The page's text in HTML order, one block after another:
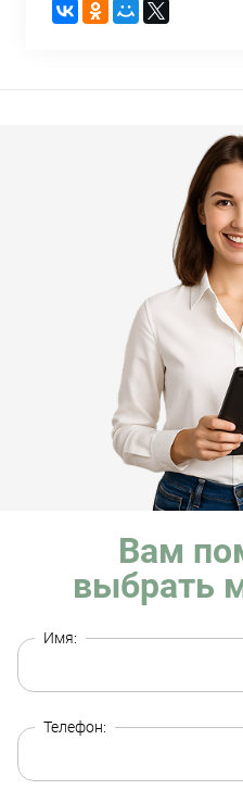
Вам
выбрать
Имя:
Телефон: